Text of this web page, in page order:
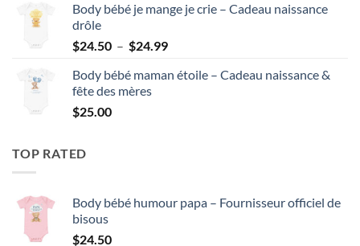
Body bébé je mange je crie – Cadeau naissance
drôle
$24.50 – $24.99Plage
prix :
Body bébé maman étoile – Cadeau naissance &
fête des mères
$25.00
TOP RATED
Body bébé humour papa – Fournisseur officiel de
bisous
$24.50